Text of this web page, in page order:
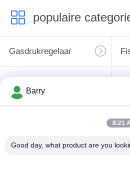
populaire
Gasdrukregelaar
Drukzender
Barry
8:21
Good day, what product are you